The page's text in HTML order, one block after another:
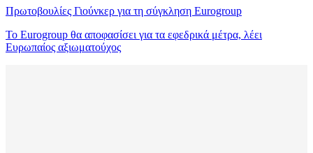
Πρωτοβουλίες Γιούνκερ για τη σύγκληση Eurogroup
Το Eurogroup θα αποφασίσει για τα εφεδρικά μέτρα, λέει
Ευρωπαίος αξιωματούχος